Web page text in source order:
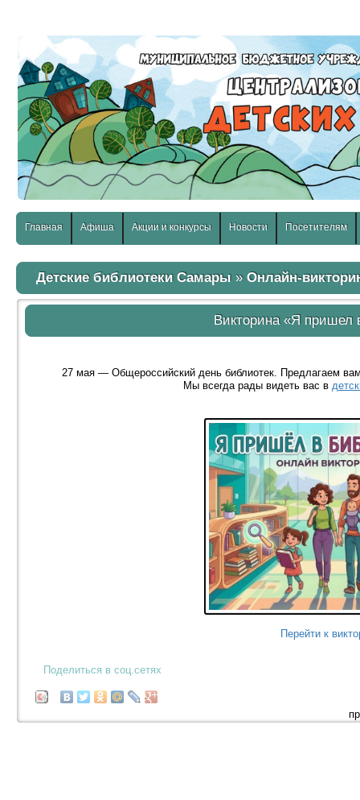
Главная Афиша Акции и конкурсы Новости Посетителям
Детские библиотеки Самары» Онлайн-
Викторина «Я пришел
27 мая — Общероссийский день библиотек. Предлагаем
Мы всегда рады видеть вас в
Перейти к
Поделиться в соц.сетях